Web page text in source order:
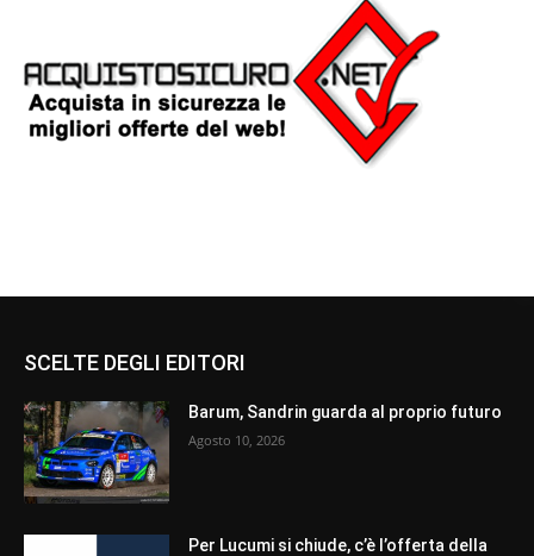
SCELTE DEGLI EDITORI
Barum, Sandrin guarda al proprio futuro
Agosto 10, 2026
Per Lucumi si chiude, c’è l’offerta della